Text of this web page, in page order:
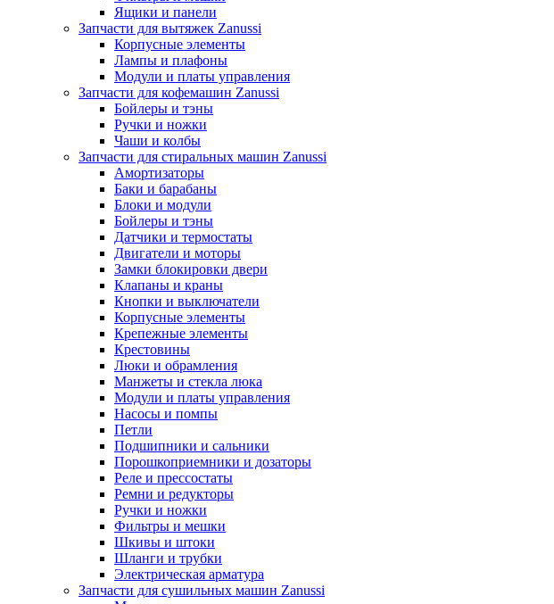
Ящики и панели
Запчасти для вытяжек Zanussi
Корпусные элементы
Лампы и плафоны
Модули и платы управления
Запчасти для кофемашин Zanussi
Бойлеры и тэны
Ручки и ножки
Чаши и колбы
Запчасти для стиральных машин Zanussi
Амортизаторы
Баки и барабаны
Блоки и модули
Бойлеры и тэны
Датчики и термостаты
Двигатели и моторы
Замки блокировки двери
Клапаны и краны
Кнопки и выключатели
Корпусные элементы
Крепежные элементы
Крестовины
Люки и обрамления
Манжеты и стекла люка
Модули и платы управления
Насосы и помпы
Петли
Подшипники и сальники
Порошкоприемники и дозаторы
Реле и прессостаты
Ремни и редукторы
Ручки и ножки
Фильтры и мешки
Шкивы и штоки
Шланги и трубки
Электрическая арматура
Запчасти для сушильных машин Zanussi